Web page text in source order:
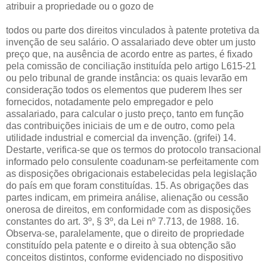
atribuir a propriedade ou o gozo de
todos ou parte dos direitos vinculados à patente protetiva da
invenção de seu salário. O assalariado deve obter um justo
preço que, na ausência de acordo entre as partes, é fixado
pela comissão de conciliação instituída pelo artigo L615-21
ou pelo tribunal de grande instância: os quais levarão em
consideração todos os elementos que puderem lhes ser
fornecidos, notadamente pelo empregador e pelo
assalariado, para calcular o justo preço, tanto em função
das contribuições iniciais de um e de outro, como pela
utilidade industrial e comercial da invenção. (grifei) 14.
Destarte, verifica-se que os termos do protocolo transacional
informado pelo consulente coadunam-se perfeitamente com
as disposições obrigacionais estabelecidas pela legislação
do país em que foram constituídas. 15. As obrigações das
partes indicam, em primeira análise, alienação ou cessão
onerosa de direitos, em conformidade com as disposições
constantes do art. 3º, § 3º, da Lei nº 7.713, de 1988. 16.
Observa-se, paralelamente, que o direito de propriedade
constituído pela patente e o direito à sua obtenção são
conceitos distintos, conforme evidenciado no dispositivo